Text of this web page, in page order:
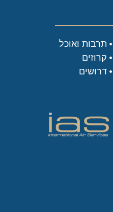
תרבות ואוכל
קרוזים
דרושים